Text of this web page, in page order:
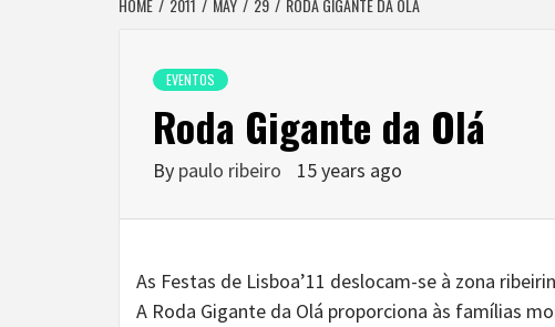
HOME 2011 MAY 29 RODA GIGANTE DA OLÁ
EVENTOS
Roda Gigante da Olá
By paulo ribeiro 15 years ago
As Festas de Lisboa’11 deslocam-se à zona
A Roda Gigante da Olá proporciona às famílias